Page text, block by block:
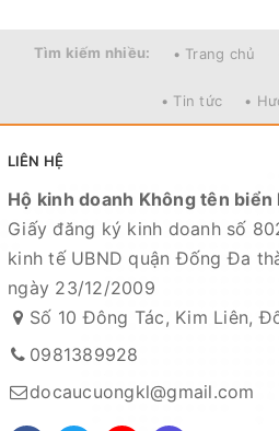
Tìm kiếm nhiều: • Trang chủ
• Tin tức •
LIÊN HỆ
Hộ kinh doanh Không tên biển
Giấy đăng ký kinh doanh số
kinh tế UBND quận Đống Đa
ngày 23/12/2009
Số 10 Đông Tác, Kim Liên,
0981389928
docaucuongkl@gmail.com